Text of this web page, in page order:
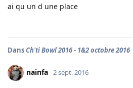
ai qu un d une place
DansCh'ti Bowl 2016 - 1&2 octobre 2016
nainfa 2 sept. 2016